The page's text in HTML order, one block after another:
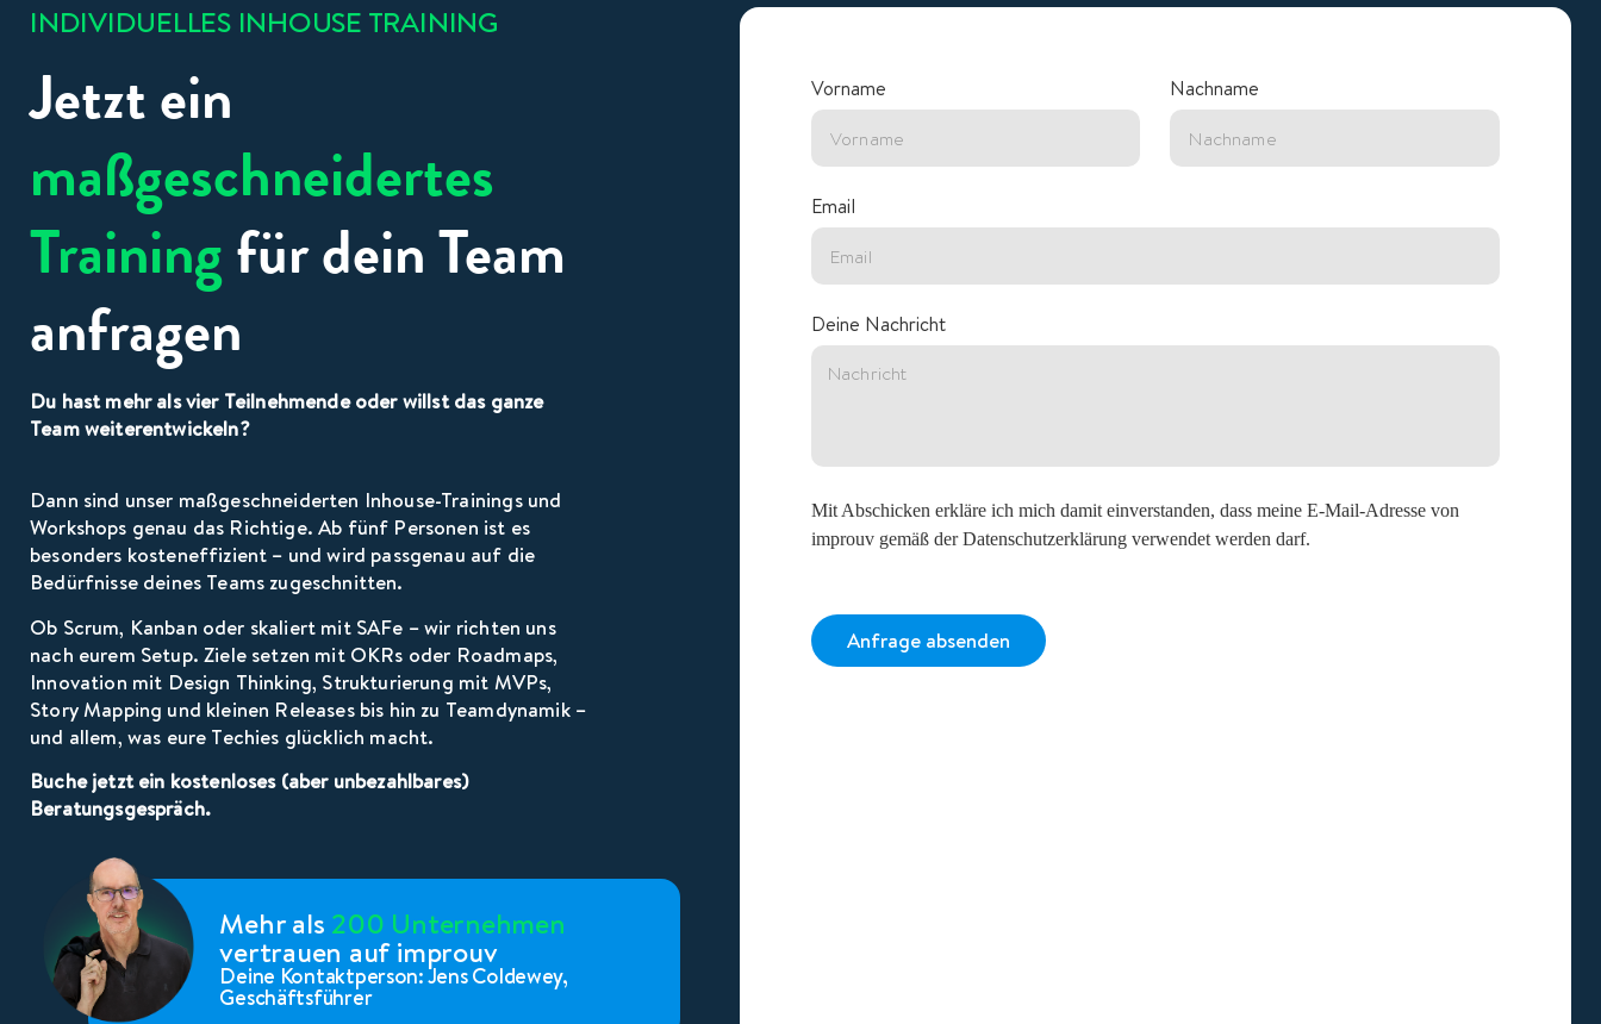
INDIVIDUELLES INHOUSE TRAINING
Jetzt ein
maßgeschneidertes
Trainingfür dein Team
anfragen
Du hast mehr als vier Teilnehmende oder willst das ganze
Team weiterentwickeln?
Dann sind unser maßgeschneiderten Inhouse-Trainings und
Workshops genau das Richtige. Ab fünf Personen ist es
besonders kosteneffizient – und wird passgenau auf die
Bedürfnisse deines Teams zugeschnitten.
Ob Scrum, Kanban oder skaliert mit SAFe – wir richten uns
nach eurem Setup. Ziele setzen mit OKRs oder Roadmaps,
Innovation mit Design Thinking, Strukturierung mit MVPs,
Story Mapping und kleinen Releases bis hin zu Teamdynamik –
und allem, was eure Techies glücklich macht.
Buche jetzt ein kostenloses (aber unbezahlbares)
Beratungsgespräch.
Mehr als 200 Unternehmen
vertrauen auf improuv
Deine Kontaktperson: Jens Coldewey,
Geschäftsführer
Vorname Nachname
Email
Deine Nachricht
Mit Abschicken erkläre ich mich damit einverstanden, dass meine E-Mail-Adresse von
improuv gemäß der Datenschutzerklärung verwendet werden darf.
Anfrage absenden